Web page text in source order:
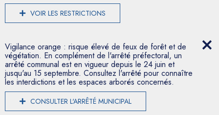
VOIR LES RESTRICTIONS
Vigilance orange : risque élevé de feux de forêt et de
végétation. En complément de l'arrêté préfectoral, un
arrêté communal est en vigueur depuis le 24 juin et
jusqu'au 15 septembre. Consultez l'arrêté pour connaître
les interdictions et les espaces arborés concernés.
CONSULTER L'ARRÊTÉ MUNICIPAL